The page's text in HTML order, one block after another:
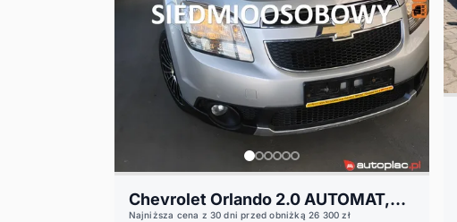
Chevrolet Orlando 2.0 AUTOMAT,SKÓRA,BOGATE WYPOSAŻENIE,SUPER STAN MECHANICZNY I WIZUALNY!
Najniższa cena z 30 dni przed obniżką 26 300 zł